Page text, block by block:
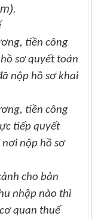
tiền công
sơ quyết toán
nộp hồ sơ khai
tiền công
tiếp quyết
nộp hồ sơ
cho bản
nhập nào thì
quan thuế